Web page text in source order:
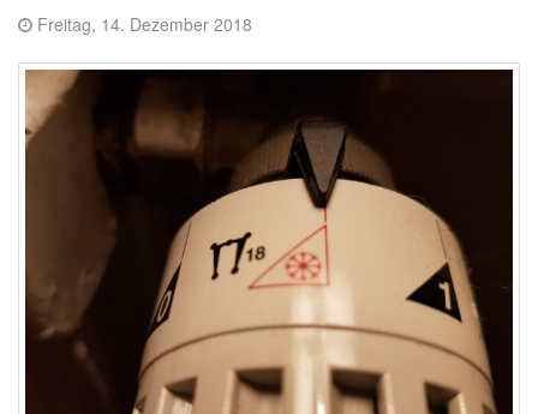
Freitag, 14. Dezember 2018